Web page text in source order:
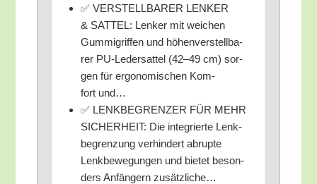
✅ VERSTELLBARER LENKER
& SATTEL: Len­ker mit wei­chen
Gum­mi­grif­fen und höhen­ver­stell­ba­
rer PU-Leder­sat­tel (42–49 cm) sor­
gen für ergo­no­mi­schen Kom­
fort und…
✅ LENKBEGRENZER FÜR MEHR
SICHERHEIT: Die inte­grier­te Lenk­
be­gren­zung ver­hin­dert abrup­te
Lenk­be­we­gun­gen und bie­tet beson­
ders Anfän­gern zusätzliche…